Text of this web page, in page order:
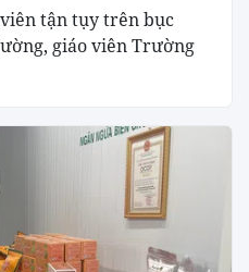
tận tụy trên bục
giáo viên Trường